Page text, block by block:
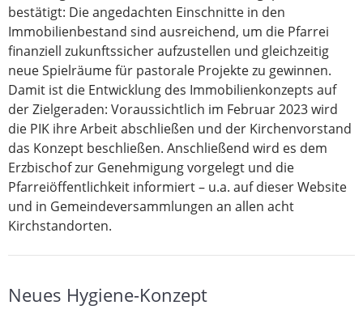
bestätigt: Die angedachten Einschnitte in den
Immobilienbestand sind ausreichend, um die Pfarrei
finanziell zukunftssicher aufzustellen und gleichzeitig
neue Spielräume für pastorale Projekte zu gewinnen.
Damit ist die Entwicklung des Immobilienkonzepts auf
der Zielgeraden: Voraussichtlich im Februar 2023 wird
die PIK ihre Arbeit abschließen und der Kirchenvorstand
das Konzept beschließen. Anschließend wird es dem
Erzbischof zur Genehmigung vorgelegt und die
Pfarreiöffentlichkeit informiert – u.a. auf dieser Website
und in Gemeindeversammlungen an allen acht
Kirchstandorten.
Neues Hygiene-Konzept